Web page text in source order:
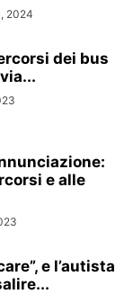
2024
dei bus
e alle
e l’autista